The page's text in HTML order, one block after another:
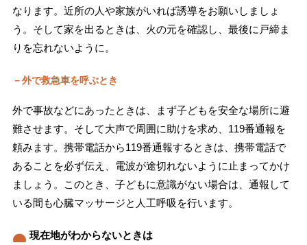
なります。近所の人や家族がいれば誘導をお願いしましょ
う。そして家を出るときは、火の元を確認し、最後に戸締ま
りを忘れないように。
－外で救急車を呼ぶとき
外で事故などにあったときは、まず子どもを安全な場所に避
難させます。そして大声で周囲に助けを求め、119番通報を
頼みます。携帯電話から119番通報するときは、携帯電話で
あることを必ず伝え、電波が途切れないように止まってかけ
ましょう。このとき、子どもに意識がない場合は、通報して
いる間も心臓マッサージと人工呼吸を行います。
現在地がわからないときは